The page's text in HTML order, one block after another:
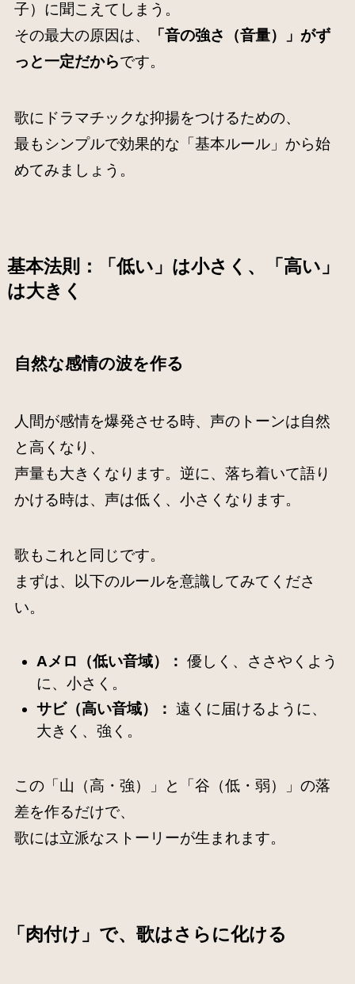
子）に聞こえてしまう。
その最大の原因は、
「音の強さ（音量）」がず
っと一定だからです。
歌にドラマチックな抑揚をつけるための、
最もシンプルで効果的な「基本ルール」から始
めてみましょう。
基本法則：「低い」は小さく、「高い」
は大きく
自然な感情の波を作る
人間が感情を爆発させる時、声のトーンは自然
と高くなり、
声量も大きくなります。逆に、落ち着いて語り
かける時は、声は低く、小さくなります。
歌もこれと同じです。
まずは、以下のルールを意識してみてくださ
い。
Aメロ（低い音域）： 優しく、ささやくよう
に、小さく。
サビ（高い音域）： 遠くに届けるように、
大きく、強く。
この「山（高・強）」と「谷（低・弱）」の落
差を作るだけで、
歌には立派なストーリーが生まれます。
「肉付け」で、歌はさらに化ける